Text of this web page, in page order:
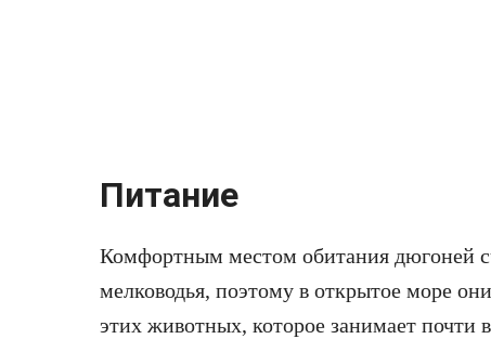
Питание
Комфортным местом обитания дюгоней
мелководья, поэтому в открытое море
этих животных, которое занимает почти